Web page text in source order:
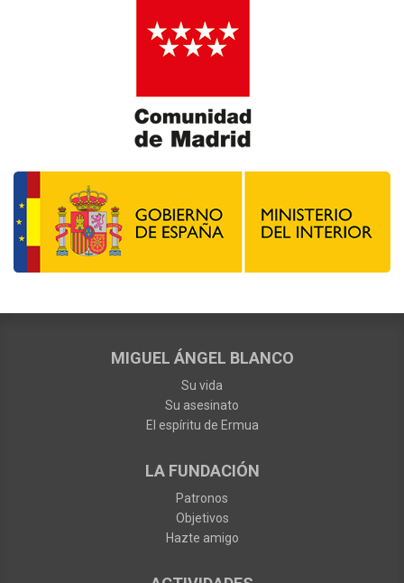
MIGUEL ÁNGEL BLANCO
Su vida
Su asesinato
El espíritu de Ermua
LA FUNDACIÓN
Patronos
Objetivos
Hazte amigo